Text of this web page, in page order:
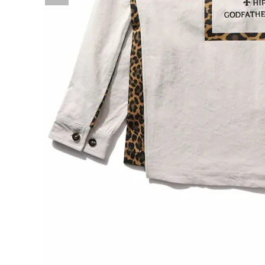
詳しい条件から探す